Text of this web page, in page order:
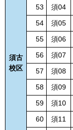
須古
校区
53
須04
54
須05
55
須06
56
須07
57
須08
58
須09
59
須10
60
須11